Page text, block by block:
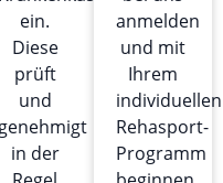
ein.
Diese
prüft
und
genehmigt
in der
anmelden
und mit
Ihrem
individuellen
Rehasport-
Programm